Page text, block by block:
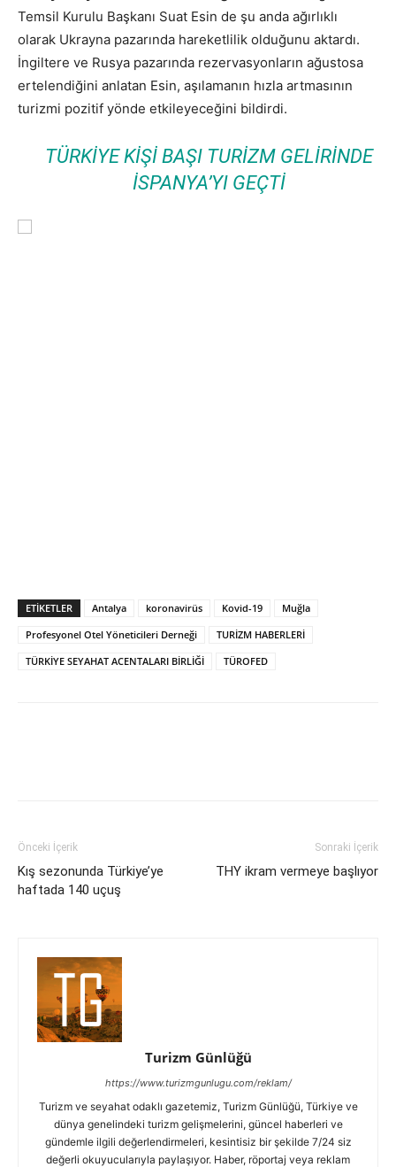
Temsil Kurulu Başkanı Suat Esin de şu anda ağırlıklı
olarak Ukrayna pazarında hareketlilik olduğunu aktardı.
İngiltere ve Rusya pazarında rezervasyonların ağustosa
ertelendiğini anlatan Esin, aşılamanın hızla artmasının
turizmi pozitif yönde etkileyeceğini bildirdi.
TÜRKIYE KIŞI BAŞI TURIZM GELIRINDE
İSPANYA’YI GEÇTI
ETIKETLER Antalya koronavirüs Kovid-19
Muğla
Profesyonel Otel Yöneticileri Derneği
TURİZM HABERLERİ
TÜRKİYE SEYAHAT ACENTALARI BİRLİĞİ
TÜROFED
Önceki İçerik
Kış sezonunda Türkiye’ye
haftada 140 uçuş
Sonraki İçerik
THY ikram vermeye başlıyor
Turizm Günlüğü
https://www.turizmgunlugu.com/reklam/
Turizm ve seyahat odaklı gazetemiz, Turizm Günlüğü, Türkiye ve
dünya genelindeki turizm gelişmelerini, güncel haberleri ve
gündemle ilgili değerlendirmeleri, kesintisiz bir şekilde 7/24 siz
değerli okuyucularıyla paylaşıyor. Haber, röportaj veya reklam